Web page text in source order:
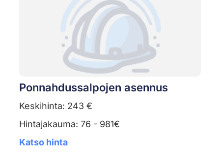
Ponnahdussalpojen asennus
Keskihinta: 243 €
Hintajakauma: 76 - 981€
Katso hinta